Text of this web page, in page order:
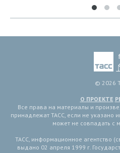
© 2026
О ПРОЕКТЕ
Все права на материалы и
принадлежат ТАСС, если не указано
может не совпадать с
ТАСС, информационное агентство
выдано 02 апреля 1999 г.